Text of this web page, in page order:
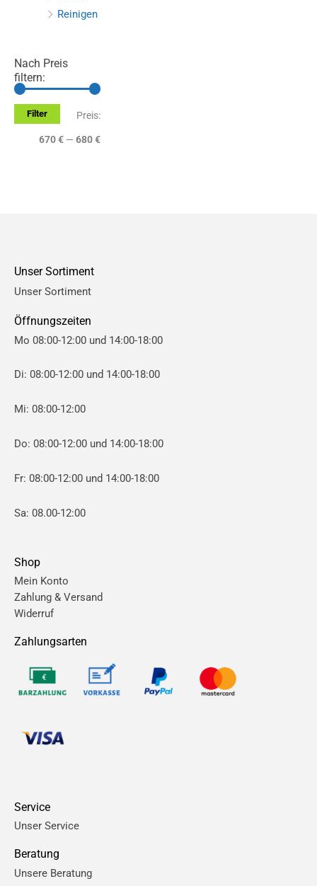
Reinigen
Nach Preis
filtern:
M
i
M
a
Filter
Preis:
670 € —680 €
Unser Sortiment
Unser Sortiment
Öffnungszeiten
Mo 08:00-12:00 und 14:00-18:00
Di: 08:00-12:00 und 14:00-18:00
Mi: 08:00-12:00
Do: 08:00-12:00 und 14:00-18:00
Fr: 08:00-12:00 und 14:00-18:00
Sa: 08.00-12:00
Shop
Mein Konto
Zahlung & Versand
Widerruf
Zahlungsarten
Service
Unser Service
Beratung
Unsere Beratung